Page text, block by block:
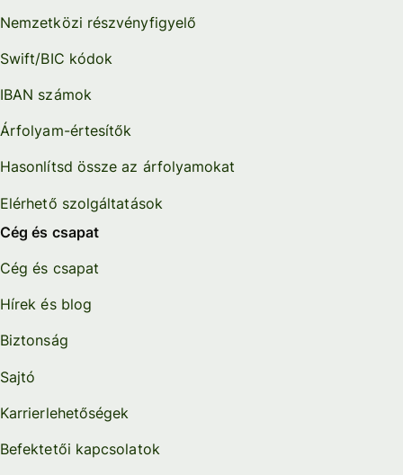
Nemzetközi részvényfigyelő
Swift/BIC kódok
IBAN számok
Árfolyam-értesítők
Hasonlítsd össze az árfolyamokat
Elérhető szolgáltatások
Cég és csapat
Cég és csapat
Hírek és blog
Biztonság
Sajtó
Karrierlehetőségek
Befektetői kapcsolatok